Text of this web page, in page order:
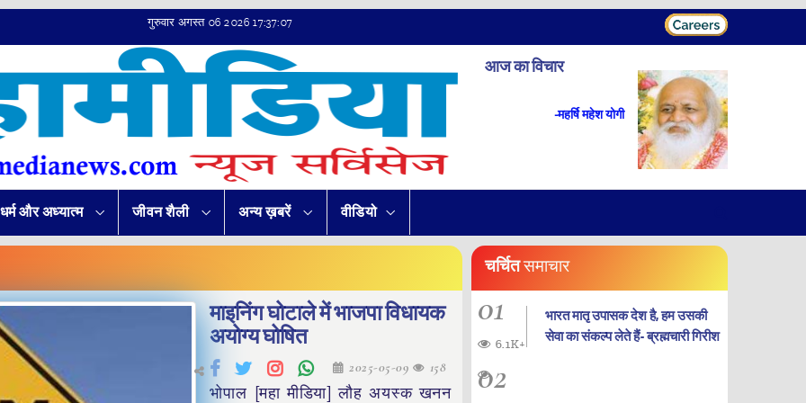
गुरुवार अगस्त 06 2026 17:37:07
आज का विचार
-महर्षि महेश योगी
धर्म और अध्यात्म जीवन शैली अन्य ख़बरें वीडियो
माइनिंग घोटाले में भाजपा विधायक
अयोग्य घोषित
2025-05-09 158
भोपाल [महा मीडिया] लौह अयस्क खनन
चर्चितसमाचार
01
भारत मातृ उपासक देश है, हम उसकी
सेवा का संकल्प लेते हैं- ब्रह्मचारी गिरीश
6.1K+
02